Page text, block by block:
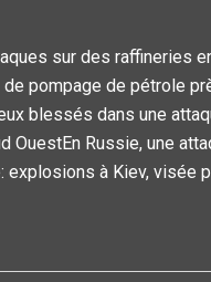
sur des raffineries
de pompage de pétrole
blessés dans une
Russie, une
à Kiev, visée